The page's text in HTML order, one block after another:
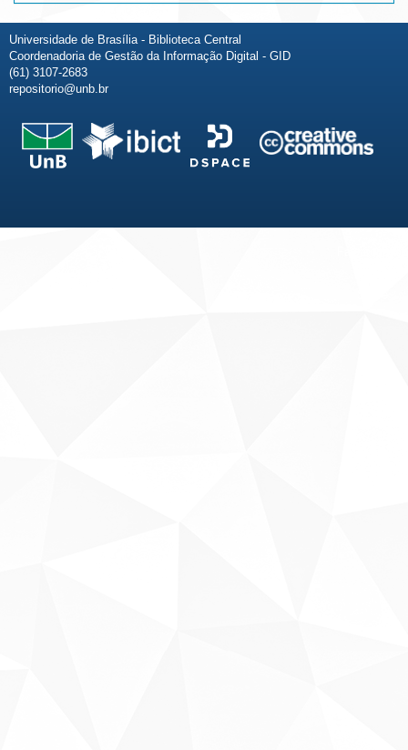
Universidade de Brasília - Biblioteca Central
Coordenadoria de Gestão da Informação Digital - GID
(61) 3107-2683
repositorio@unb.br